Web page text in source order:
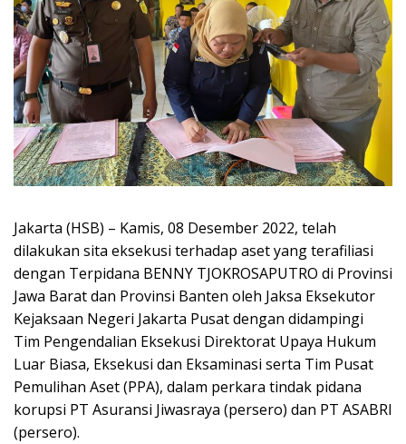
Jakarta (HSB) – Kamis, 08 Desember 2022, telah
dilakukan sita eksekusi terhadap aset yang terafiliasi
dengan Terpidana BENNY TJOKROSAPUTRO di Provinsi
Jawa Barat dan Provinsi Banten oleh Jaksa Eksekutor
Kejaksaan Negeri Jakarta Pusat dengan didampingi
Tim Pengendalian Eksekusi Direktorat Upaya Hukum
Luar Biasa, Eksekusi dan Eksaminasi serta Tim Pusat
Pemulihan Aset (PPA), dalam perkara tindak pidana
korupsi PT Asuransi Jiwasraya (persero) dan PT ASABRI
(persero).